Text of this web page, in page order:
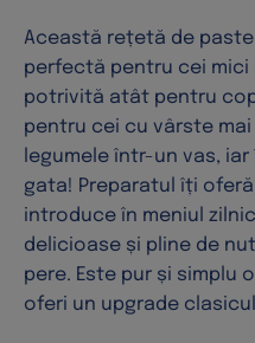
Această rețetă de
perfectă pentru cei mici
potrivită atât pentru
pentru cei cu vârste
legumele într-un vas,
gata! Preparatul îți
introduce în meniul
delicioase și pline de
pere. Este pur și simplu
oferi un upgrade